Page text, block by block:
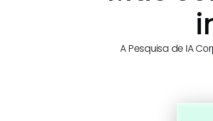
A Pesquisa de IA